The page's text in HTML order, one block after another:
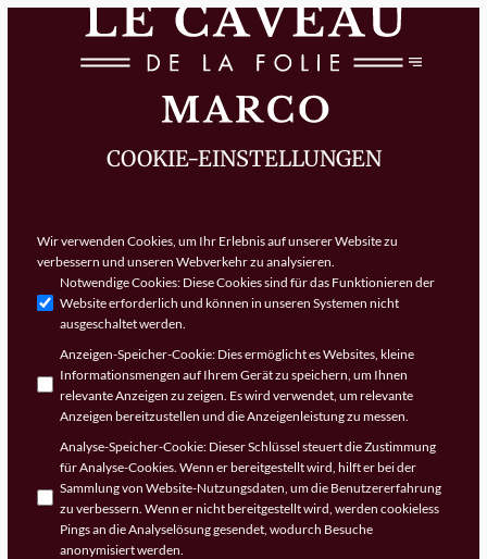
COOKIE-EINSTELLUNGEN
Wir verwenden Cookies, um Ihr Erlebnis auf unserer Website zu
verbessern und unseren Webverkehr zu analysieren.
Notwendige Cookies: Diese Cookies sind für das Funktionieren der
Website erforderlich und können in unseren Systemen nicht
ausgeschaltet werden.
Anzeigen-Speicher-Cookie: Dies ermöglicht es Websites, kleine
Informationsmengen auf Ihrem Gerät zu speichern, um Ihnen
relevante Anzeigen zu zeigen. Es wird verwendet, um relevante
Anzeigen bereitzustellen und die Anzeigenleistung zu messen.
Analyse-Speicher-Cookie: Dieser Schlüssel steuert die Zustimmung
für Analyse-Cookies. Wenn er bereitgestellt wird, hilft er bei der
Sammlung von Website-Nutzungsdaten, um die Benutzererfahrung
zu verbessern. Wenn er nicht bereitgestellt wird, werden cookieless
Pings an die Analyselösung gesendet, wodurch Besuche
anonymisiert werden.